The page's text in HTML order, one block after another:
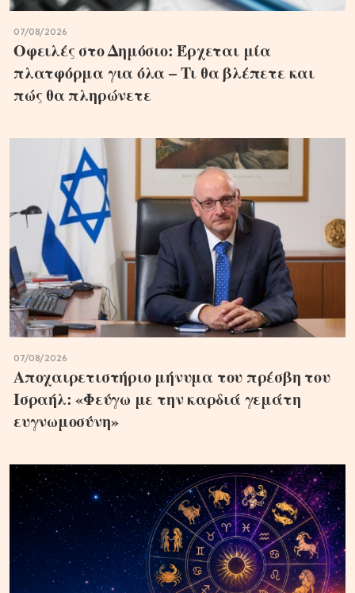
07/08/2026
Οφειλές στο Δημόσιο: Έρχεται μία
πλατφόρμα για όλα – Τι θα βλέπετε και
πώς θα πληρώνετε
07/08/2026
Αποχαιρετιστήριο μήνυμα του πρέσβη του
Ισραήλ: «Φεύγω με την καρδιά γεμάτη
ευγνωμοσύνη»